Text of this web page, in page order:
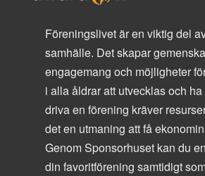
Föreningslivet är en viktig del
samhälle. Det skapar
engagemang och möjligheter
i alla åldrar att utvecklas och
driva en förening kräver
det en utmaning att få
Genom Sponsorhuset kan du
din favoritförening samtidigt